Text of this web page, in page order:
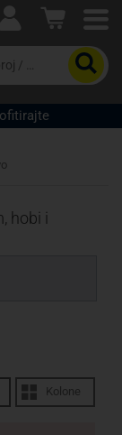
proizvoda i
hobi i
Kolone